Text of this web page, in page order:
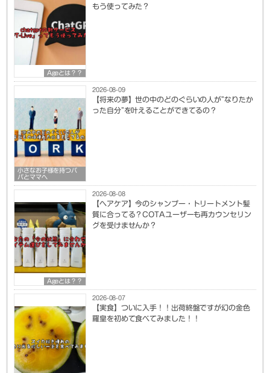
Ageとは？？
もう使ってみた？
小さなお子様を持つパ
パとママへ
2026-08-09
【将来の夢】世の中のどのぐらいの人が”なりたか
った自分”を叶えることができてるの？
Ageとは？？
2026-08-08
【ヘアケア】今のシャンプー・トリートメント髪
質に合ってる？COTAユーザーも再カウンセリン
グを受けませんか？
2026-08-07
【実食】ついに入手！！出荷終盤ですが幻の金色
羅皇を初めて食べてみました！！